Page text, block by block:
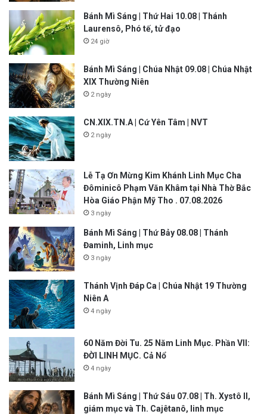
Bánh Mì Sáng | Thứ Hai 10.08 | Thánh
Laurensô, Phó tế, tử đạo
24 giờ
Bánh Mì Sáng | Chúa Nhật 09.08 | Chúa Nhật
XIX Thường Niên
2 ngày
CN.XIX.TN.A | Cứ Yên Tâm | NVT
2 ngày
Lễ Tạ Ơn Mừng Kim Khánh Linh Mục Cha
Đôminicô Phạm Văn Khâm tại Nhà Thờ Bắc
Hòa Giáo Phận Mỹ Tho . 07.08.2026
3 ngày
Bánh Mì Sáng | Thứ Bảy 08.08 | Thánh
Đaminh, Linh mục
3 ngày
Thánh Vịnh Đáp Ca | Chúa Nhật 19 Thường
Niên A
4 ngày
60 Năm Đời Tu. 25 Năm Linh Mục. Phần VII:
ĐỜI LINH MỤC. Cả Nổ
4 ngày
Bánh Mì Sáng | Thứ Sáu 07.08 | Th. Xystô II,
giám mục và Th. Cajêtanô, linh mục